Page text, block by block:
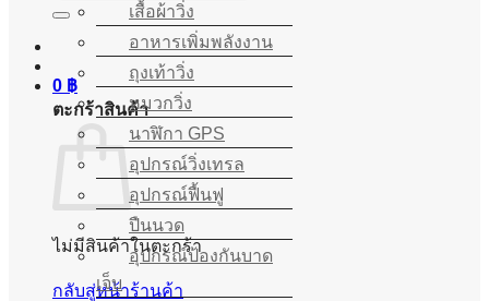
0 ฿
ตะกร้าสินค้า
ไม่มีสินค้าในตะกร้า
กลับสู่หน้าร้านค้า
เสื้อผ้าวิ่ง
อาหารเพิ่มพลังงาน
ถุงเท้าวิ่ง
หมวกวิ่ง
นาฬิกา GPS
อุปกรณ์วิ่งเทรล
อุปกรณ์ฟื้นฟู
ปืนนวด
อุปกรณ์ป้องกันบาด
เจ็บ